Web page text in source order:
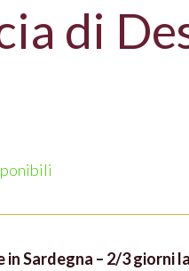
di
in Sardegna – 2/3 giorni